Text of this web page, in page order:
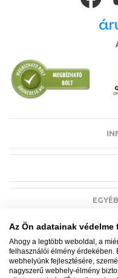
Az Ön adatainak
Ahogy a legtöbb weboldal, a
felhasználói élmény érdekében.
webhelyünk fejlesztésére,
nagyszerű webhely-élmény